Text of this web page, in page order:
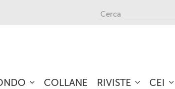
COLLANE RIVISTE CEI